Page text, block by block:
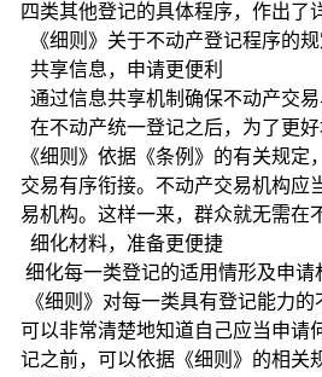
四类其他登记的具体程序，作出了
《细则》关于不动产登记程序的
共享信息，申请更便利
通过信息共享机制确保不动产交
在不动产统一登记之后，为了更
《细则》依据《条例》的有关规
交易有序衔接。不动产交易机构应
易机构。这样一来，群众就无需在
细化材料，准备更便捷
细化每一类登记的适用情形及申
《细则》对每一类具有登记能力
可以非常清楚地知道自己应当申请
记之前，可以依据《细则》的相关